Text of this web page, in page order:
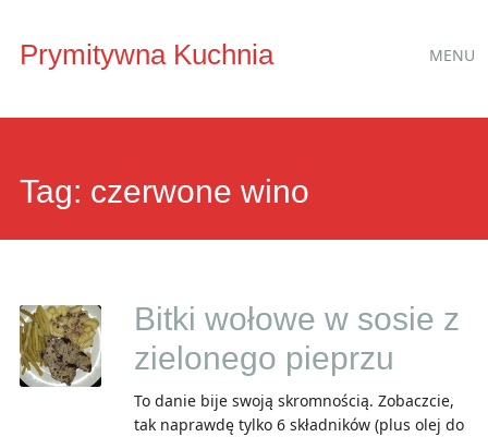
Prymitywna Kuchnia MENU
Tag: czerwone wino
Bitki wołowe w sosie z
zielonego pieprzu
To danie bije swoją skromnością. Zobaczcie,
tak naprawdę tylko 6 składników (plus olej do